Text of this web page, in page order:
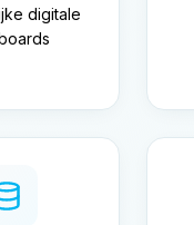
digitale